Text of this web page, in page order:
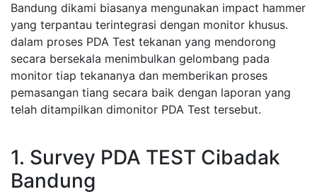
Bandung dikami biasanya mengunakan impact hammer
yang terpantau terintegrasi dengan monitor khusus.
dalam proses PDA Test tekanan yang mendorong
secara bersekala menimbulkan gelombang pada
monitor tiap tekananya dan memberikan proses
pemasangan tiang secara baik dengan laporan yang
telah ditampilkan dimonitor PDA Test tersebut.
1. Survey PDA TEST Cibadak
Bandung